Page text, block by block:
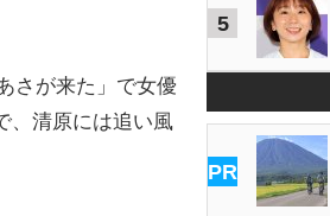
さが来た」で女優
、清原には追い風
5
PR